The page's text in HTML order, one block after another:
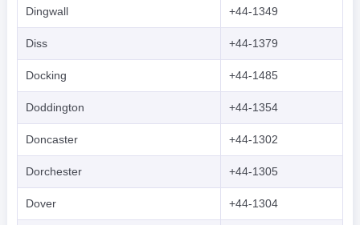
Dingwall +44-1349
Diss +44-1379
Docking +44-1485
Doddington +44-1354
Doncaster +44-1302
Dorchester +44-1305
Dover +44-1304